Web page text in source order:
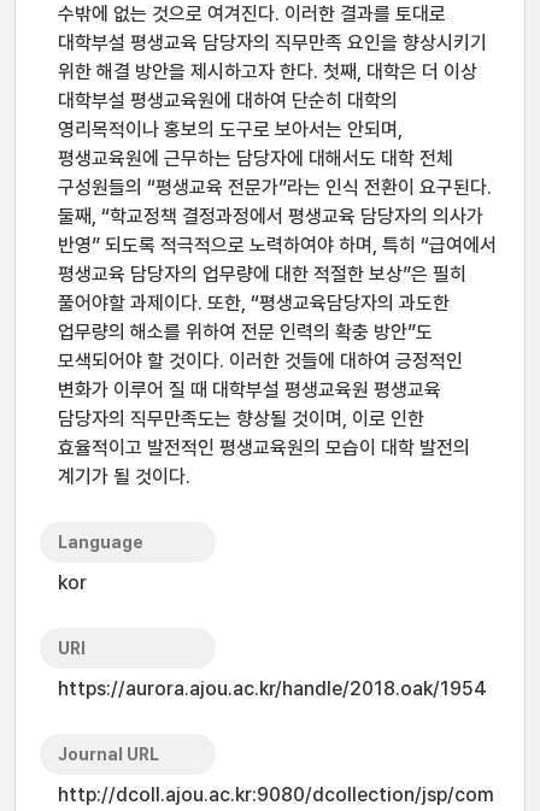
수밖에 없는 것으로 여겨진다. 이러한 결과를 토대로
대학부설 평생교육 담당자의 직무만족 요인을 향상시키기
위한 해결 방안을 제시하고자 한다. 첫째, 대학은 더 이상
대학부설 평생교육원에 대하여 단순히 대학의
영리목적이나 홍보의 도구로 보아서는 안되며,
평생교육원에 근무하는 담당자에 대해서도 대학 전체
구성원들의 “평생교육 전문가”라는 인식 전환이 요구된다.
둘째, “학교정책 결정과정에서 평생교육 담당자의 의사가
반영” 되도록 적극적으로 노력하여야 하며, 특히 “급여에서
평생교육 담당자의 업무량에 대한 적절한 보상”은 필히
풀어야할 과제이다. 또한, “평생교육담당자의 과도한
업무량의 해소를 위하여 전문 인력의 확충 방안”도
모색되어야 할 것이다. 이러한 것들에 대하여 긍정적인
변화가 이루어 질 때 대학부설 평생교육원 평생교육
담당자의 직무만족도는 향상될 것이며, 이로 인한
효율적이고 발전적인 평생교육원의 모습이 대학 발전의
계기가 될 것이다.
Language
kor
URI
https://aurora.ajou.ac.kr/handle/2018.oak/1954
Journal URL
http://dcoll.ajou.ac.kr:9080/dcollection/jsp/com